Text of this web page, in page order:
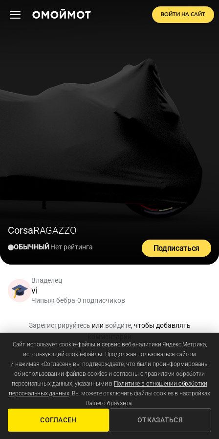
ВОЙТИ НА САЙТ
CorsaRAGAZZO
ОБЫЧНЫЙНет рейтинга Подписаться
Владелец
vi
Чипыж бебра•0 подписчиков
Зарегистрируйтесь или войдите, чтобы добавлять
Сайт использует cookie-файлы и сервис веб-аналитики Яндекс.Метрика,
использующий cookie-файлы. Продолжая пользоваться сайтом
и нажимая «Согласен», вы подтверждаете, что были проинформированы
об использовании файлов cookies и согласны с правилами обработки
персональных данных, указанными в Политике в отношении обработки
персональных данных. Вы можете отключить файлы cookies в настройках
Вашего браузера.
СОГЛАСЕН ОТКАЗАТЬСЯ